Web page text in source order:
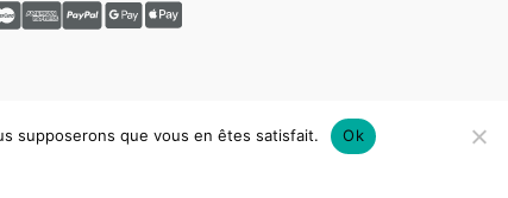
supposerons que vous en êtes satisfait. Ok